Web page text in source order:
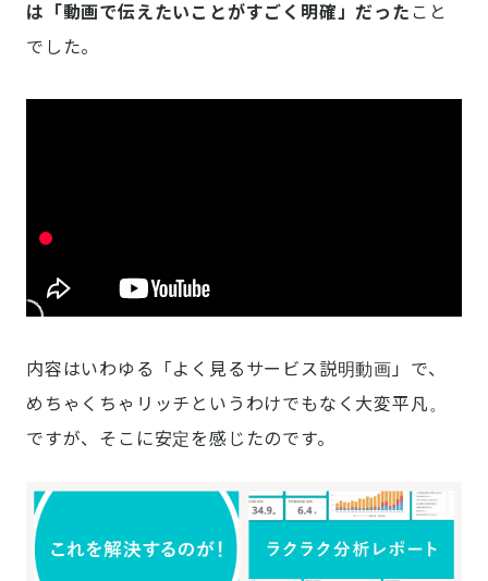
は「動画で伝えたいことがすごく明確」だった こと
でした。
内容はいわゆる「よく見るサービス説明動画」で、
めちゃくちゃリッチというわけでもなく大変平凡。
ですが、そこに安定を感じたのです。